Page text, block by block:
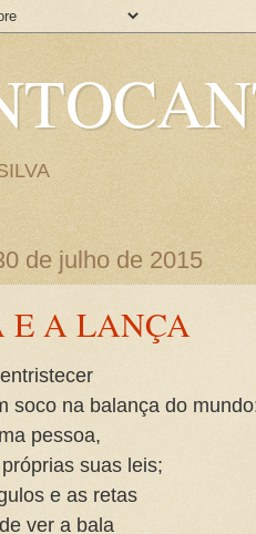
de julho de 2015
E A LANÇA
soco na balança do
pessoa,
suas leis;
e as retas
ver a bala